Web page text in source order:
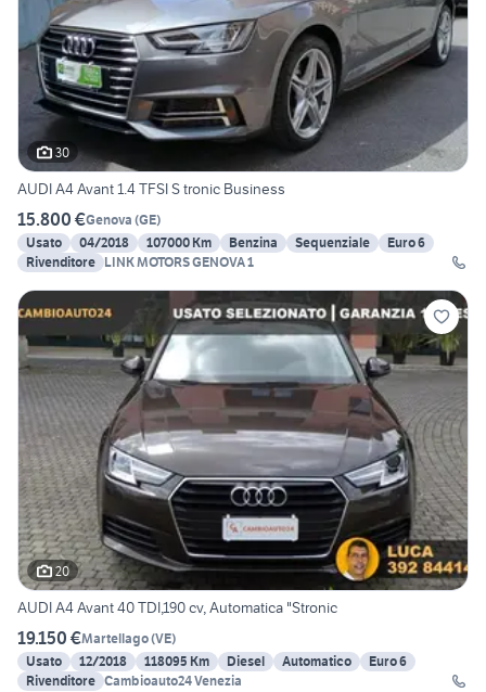
30
AUDI A4 Avant 1.4 TFSI S tronic Business
15.800 €Genova (GE)
Usato
04/2018 107000 Km Benzina Sequenziale
Euro 6
Rivenditore LINK MOTORS GENOVA 1
20
AUDI A4 Avant 40 TDI,190 cv, Automatica "Stronic
19.150 €Martellago(VE)
Usato
12/2018 118095 Km Diesel Automatico
Euro 6
Rivenditore Cambioauto24 Venezia